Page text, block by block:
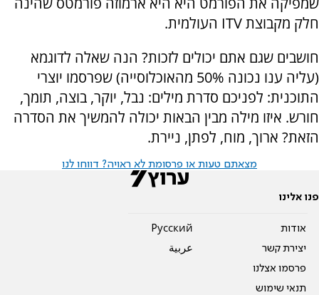
חלק מקבוצת ITV העולמית.
חושבים שגם אתם יכולים לזכות? הנה שאלה לדוגמא
(עליה ענו נכונה 50% מהאוכלוסייה) שפרסמו יוצרי
התוכנית: לפניכם סדרת מילים: נבל, יוקר, בוצה, תומך,
חורש. איזו מילה מבין הבאות יכולה להמשיך את הסדרה
הזאת? ארוך, מוח, לפתן, ניירת.
מצאתם טעות או פרסומת לא ראויה? דווחו לנו
פנו אלינו
אודות
יצירת קשר
פרסמו אצלנו
תנאי שימוש
Pусский
عربية